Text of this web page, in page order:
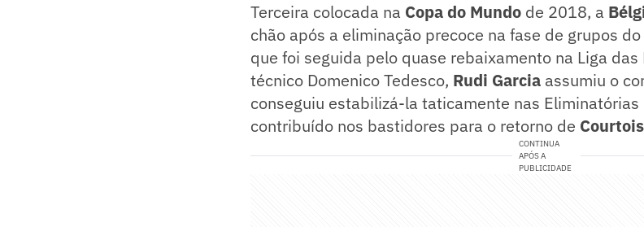
Terceira colocada na Copa do Mundo de 2018, a
chão após a eliminação precoce na fase de grupos
que foi seguida pelo quase rebaixamento na Liga das
técnico Domenico Tedesco, Rudi Garcia assumiu o
conseguiu estabilizá-la taticamente nas
contribuído nos bastidores para o retorno de Courtois
CONTINUA
APÓS A
PUBLICIDADE